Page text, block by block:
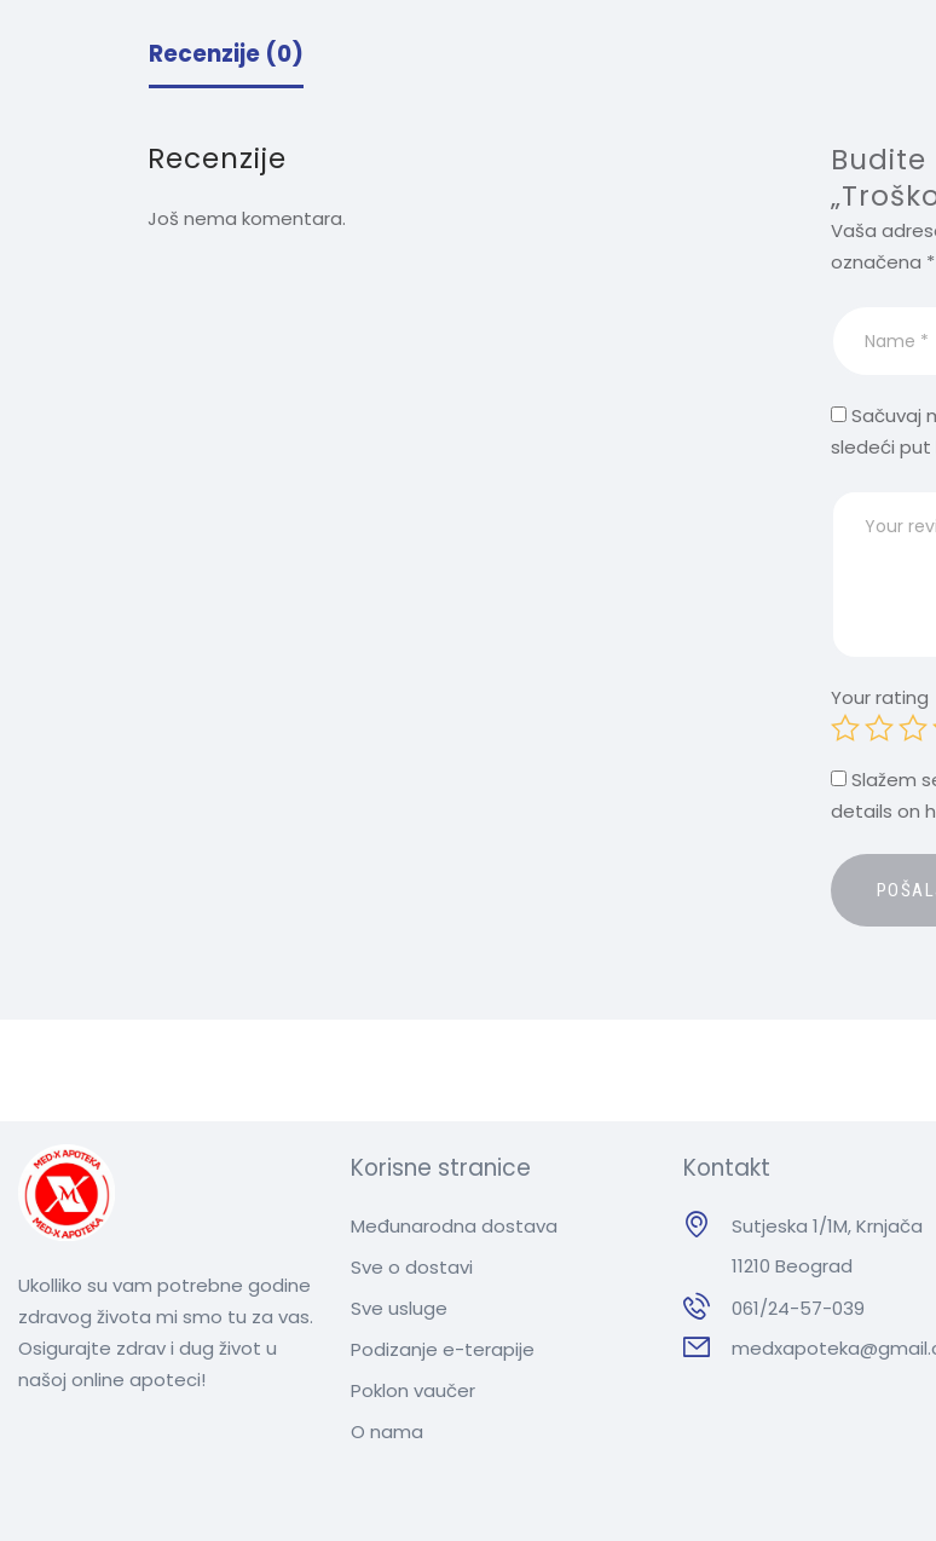
Recenzije (0)
Recenzije
Još nema komentara. Vaša
označena *
Sačuvaj
sledeći put
Your rating
Slažem
details on
v
Ukolliko su vam potrebne godine
zdravog života mi smo tu za vas.
Osigurajte zdrav i dug život u
našoj online apoteci!
Korisne stranice
Međunarodna dostava
Sve o dostavi
Sve usluge
Podizanje e-terapije
Poklon vaučer
O nama
Kontakt
Sutjeska 1/1M, Krnjača
11210 Beograd
061/24-57-039